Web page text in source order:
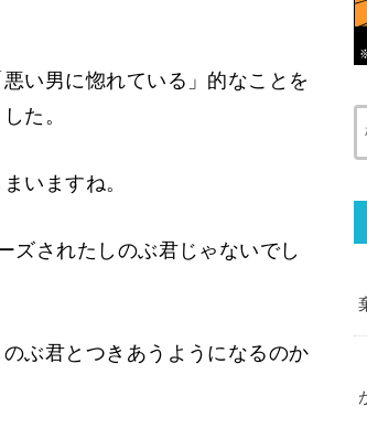
い男に惚れている」的なことを
た。
いますね。
ズされたしのぶ君じゃないでし
ぶ君とつきあうようになるのか